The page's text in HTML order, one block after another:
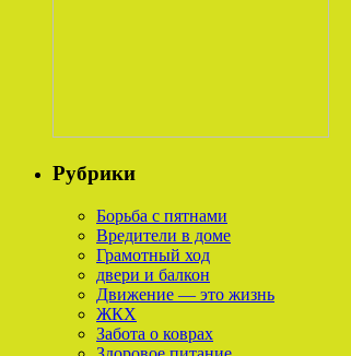
Рубрики
Борьба с пятнами
Вредители в доме
Грамотный ход
двери и балкон
Движение — это жизнь
ЖКХ
Забота о коврах